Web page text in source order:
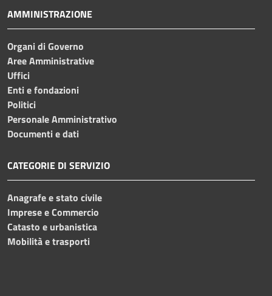
AMMINISTRAZIONE
Organi di Governo
Aree Amministrative
Uffici
Enti e fondazioni
Politici
Personale Amministrativo
Documenti e dati
CATEGORIE DI SERVIZIO
Anagrafe e stato civile
Imprese e Commercio
Catasto e urbanistica
Mobilità e trasporti